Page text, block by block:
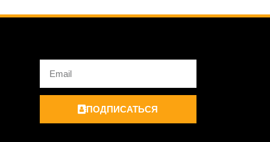
ПОДПИСАТЬСЯ